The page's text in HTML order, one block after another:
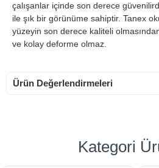
çalışanlar içinde son derece
ile şık bir görünüme sahiptir. Tanex
yüzeyin son derece kaliteli olmasından
ve kolay deforme olmaz.
Ürün Değerlendirmeleri
Kategori